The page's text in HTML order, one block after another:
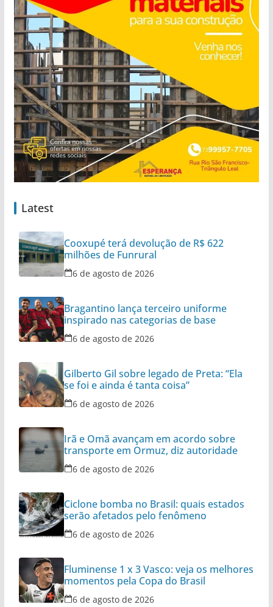
Latest
Cooxupé terá devolução de R$ 622
milhões de Funrural
6 de agosto de 2026
Bragantino lança terceiro uniforme
inspirado nas categorias de base
6 de agosto de 2026
Gilberto Gil sobre legado de Preta: “Ela
se foi e ainda é tanta coisa”
6 de agosto de 2026
Irã e Omã avançam em acordo sobre
transporte em Ormuz, diz autoridade
6 de agosto de 2026
Ciclone bomba no Brasil: quais estados
serão afetados pelo fenômeno
6 de agosto de 2026
Fluminense 1 x 3 Vasco: veja os melhores
momentos pela Copa do Brasil
6 de agosto de 2026